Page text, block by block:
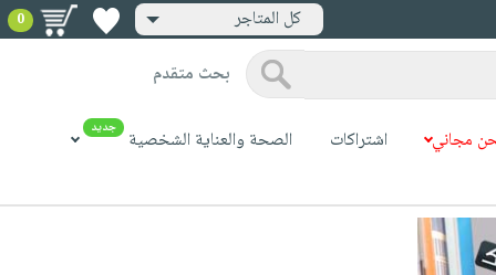
كل المتاجر 0
بحث متقدم
مجاني اشتراكات الصحة والعناية الشخصية جديد